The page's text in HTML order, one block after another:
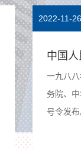
2022-11-26
等级
涉密信
全管理
上，组
TCP/IP